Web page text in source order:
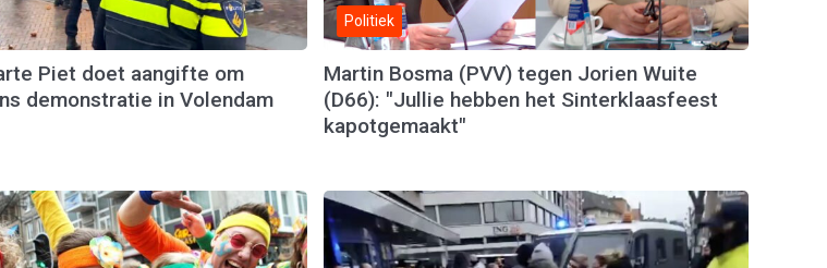
Piet doet aangifte om
demonstratie in Volendam
Politiek
Martin Bosma (PVV) tegen Jorien Wuite
(D66): "Jullie hebben het Sinterklaasfeest
kapotgemaakt"